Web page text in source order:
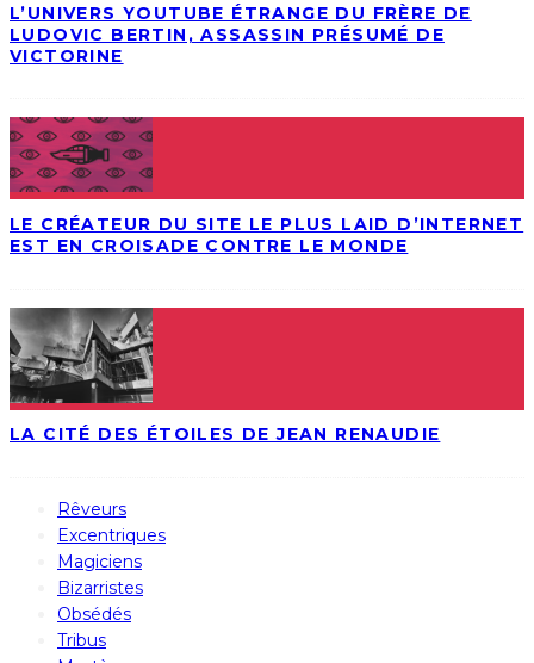
L’UNIVERS YOUTUBE ÉTRANGE DU FRÈRE DE
LUDOVIC BERTIN, ASSASSIN PRÉSUMÉ DE
VICTORINE
LE CRÉATEUR DU SITE LE PLUS LAID D’INTERNET
EST EN CROISADE CONTRE LE MONDE
LA CITÉ DES ÉTOILES DE JEAN RENAUDIE
Rêveurs
Excentriques
Magiciens
Bizarristes
Obsédés
Tribus